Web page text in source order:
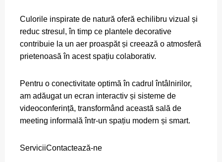
Culorile inspirate de natură oferă echilibru vizual și
reduc stresul, în timp ce plantele decorative
contribuie la un aer proaspăt și creează o atmosferă
prietenoasă în acest spațiu colaborativ.
Pentru o conectivitate optimă în cadrul întâlnirilor,
am adăugat un ecran interactiv și sisteme de
videoconferință, transformând această sală de
meeting informală într-un spațiu modern și smart.
ServiciiContactează-ne